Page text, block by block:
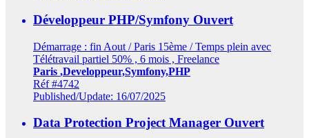
Développeur PHP/Symfony Ouvert
Démarrage : fin Aout / Paris 15ème / Temps plein avec
Télétravail partiel 50% , 6 mois , Freelance
Paris ,Developpeur,Symfony,PHP
Réf #4742
Published/Update: 16/07/2025
Data Protection Project Manager Ouvert